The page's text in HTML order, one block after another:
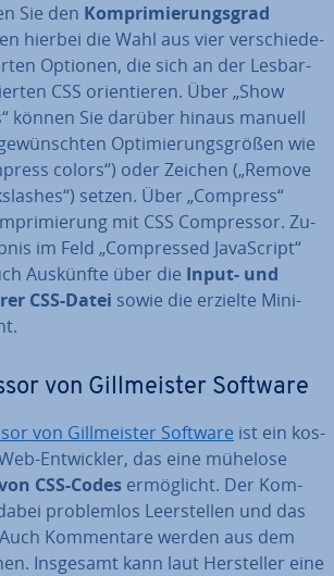
Sie den Kom­pri­mie­rungs­grad
hierbei die Wahl aus vier ver­schie­de­
Optionen, die sich an der Les­bar­
CSS ori­en­tie­ren. Über „Show
können Sie darüber hinaus manuell
Op­ti­mie­rungs­grö­ßen wie
colors“) oder Zeichen („Remove
setzen. Über „Compress“
mit CSS Com­pres­sor. Zu­
im Feld „Com­pres­sed Ja­va­Script“
Auskünfte über die Input- und
CSS-Datei sowie die erzielte Mi­ni­
von Gill­meis­ter Software
von Gill­meis­ter Software ist ein kos­
Ent­wick­ler, das eine mühelose
CSS-Codes er­mög­licht. Der Kom­
pro­blem­los Leer­stel­len und das
Kom­men­ta­re werden aus dem
Insgesamt kann laut Her­stel­ler eine